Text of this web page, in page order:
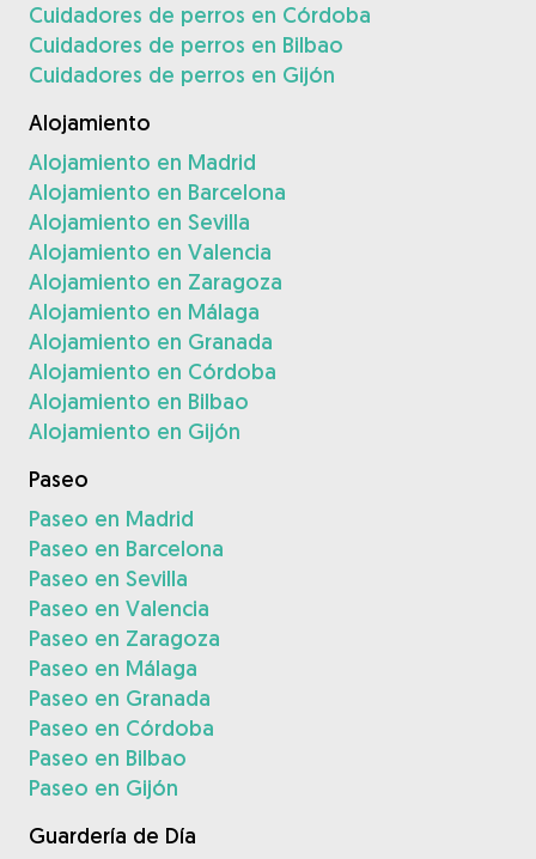
Cuidadores de perros en Córdoba
Cuidadores de perros en Bilbao
Cuidadores de perros en Gijón
Alojamiento
Alojamiento en Madrid
Alojamiento en Barcelona
Alojamiento en Sevilla
Alojamiento en Valencia
Alojamiento en Zaragoza
Alojamiento en Málaga
Alojamiento en Granada
Alojamiento en Córdoba
Alojamiento en Bilbao
Alojamiento en Gijón
Paseo
Paseo en Madrid
Paseo en Barcelona
Paseo en Sevilla
Paseo en Valencia
Paseo en Zaragoza
Paseo en Málaga
Paseo en Granada
Paseo en Córdoba
Paseo en Bilbao
Paseo en Gijón
Guardería de Día